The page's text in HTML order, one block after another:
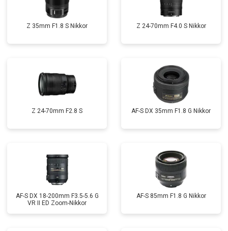
Z 35mm F1.8 S Nikkor Z 24-70mm F4.0 S Nikkor
Z 24-70mm F2.8 S AF-S DX 35mm F1.8 G Nikkor
AF-S DX 18-200mm F3.5-5.6 G
VR II ED Zoom-Nikkor
AF-S 85mm F1.8 G Nikkor